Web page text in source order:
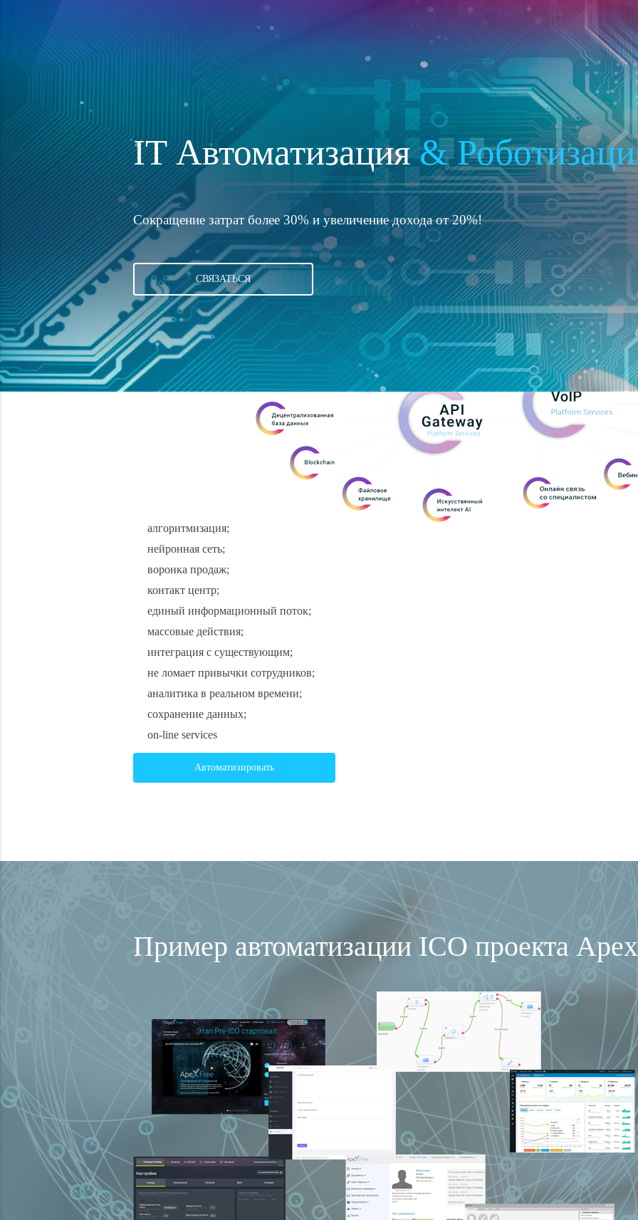
IT Автоматизация&
Сокращение затрат более 30% и увеличение дохода от 20%!
СВЯЗАТЬСЯ
Что сегодня делает IT интеграция и автоматизация?
задача;
действие;
автоответчик;
алгоритмизация;
нейронная сеть;
воронка продаж;
контакт центр;
единый информационный поток;
массовые действия;
интеграция с существующим;
не ломает привычки сотрудников;
аналитика в реальном времени;
сохранение данных;
on-line services
Автоматизировать
Пример автоматизации ICO проекта